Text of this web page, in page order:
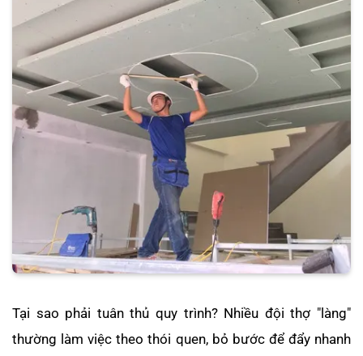
Tại sao phải tuân thủ quy trình? Nhiều đội thợ "làng"
thường làm việc theo thói quen, bỏ bước để đẩy nhanh